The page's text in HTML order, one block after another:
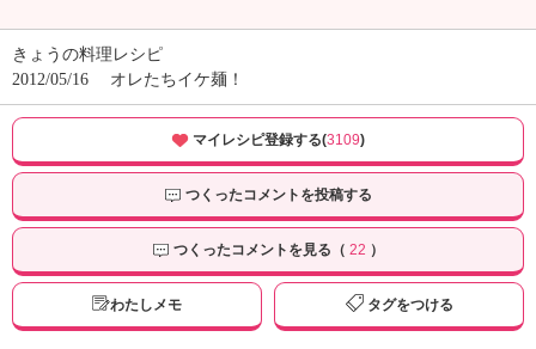
きょうの料理レシピ
2012/05/16
オレたちイケ麺！
マイレシピ登録する(3109)
つくったコメントを投稿する
つくったコメントを見る（ 22 ）
わたしメモ タグをつける